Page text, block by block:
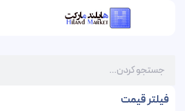
فیلتر قیمت